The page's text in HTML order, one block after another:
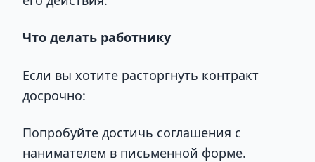
Что делать работнику
Если вы хотите расторгнуть контракт
досрочно:
Попробуйте достичь соглашения с
нанимателем в письменной форме.